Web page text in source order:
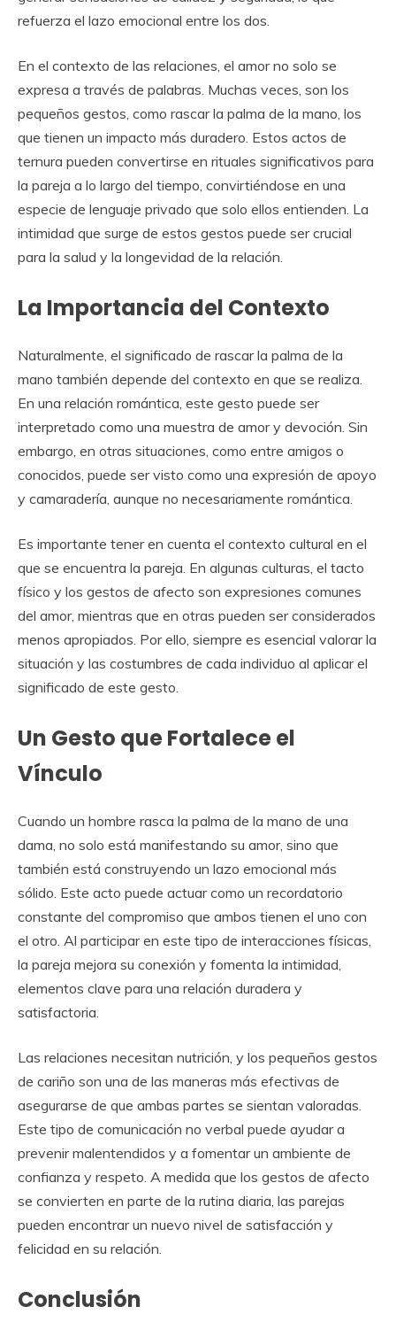
refuerza el lazo emocional entre los dos.
En el contexto de las relaciones, el amor no solo se
expresa a través de palabras. Muchas veces, son los
pequeños gestos, como rascar la palma de la mano, los
que tienen un impacto más duradero. Estos actos de
ternura pueden convertirse en rituales significativos para
la pareja a lo largo del tiempo, convirtiéndose en una
especie de lenguaje privado que solo ellos entienden. La
intimidad que surge de estos gestos puede ser crucial
para la salud y la longevidad de la relación.
La Importancia del Contexto
Naturalmente, el significado de rascar la palma de la
mano también depende del contexto en que se realiza.
En una relación romántica, este gesto puede ser
interpretado como una muestra de amor y devoción. Sin
embargo, en otras situaciones, como entre amigos o
conocidos, puede ser visto como una expresión de apoyo
y camaradería, aunque no necesariamente romántica.
Es importante tener en cuenta el contexto cultural en el
que se encuentra la pareja. En algunas culturas, el tacto
físico y los gestos de afecto son expresiones comunes
del amor, mientras que en otras pueden ser considerados
menos apropiados. Por ello, siempre es esencial valorar la
situación y las costumbres de cada individuo al aplicar el
significado de este gesto.
Un Gesto que Fortalece el
Vínculo
Cuando un hombre rasca la palma de la mano de una
dama, no solo está manifestando su amor, sino que
también está construyendo un lazo emocional más
sólido. Este acto puede actuar como un recordatorio
constante del compromiso que ambos tienen el uno con
el otro. Al participar en este tipo de interacciones físicas,
la pareja mejora su conexión y fomenta la intimidad,
elementos clave para una relación duradera y
satisfactoria.
Las relaciones necesitan nutrición, y los pequeños gestos
de cariño son una de las maneras más efectivas de
asegurarse de que ambas partes se sientan valoradas.
Este tipo de comunicación no verbal puede ayudar a
prevenir malentendidos y a fomentar un ambiente de
confianza y respeto. A medida que los gestos de afecto
se convierten en parte de la rutina diaria, las parejas
pueden encontrar un nuevo nivel de satisfacción y
felicidad en su relación.
Conclusión